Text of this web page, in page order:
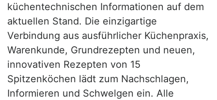
küchentechnischen Informationen auf dem
aktuellen Stand. Die einzigartige
Verbindung aus ausführlicher Küchenpraxis,
Warenkunde, Grundrezepten und neuen,
innovativen Rezepten von 15
Spitzenköchen lädt zum Nachschlagen,
Informieren und Schwelgen ein. Alle